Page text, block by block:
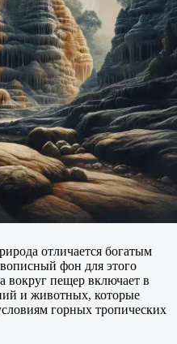
отличается богатым
фон для этого
вокруг пещер включает в
и животных, которые
горных тропических